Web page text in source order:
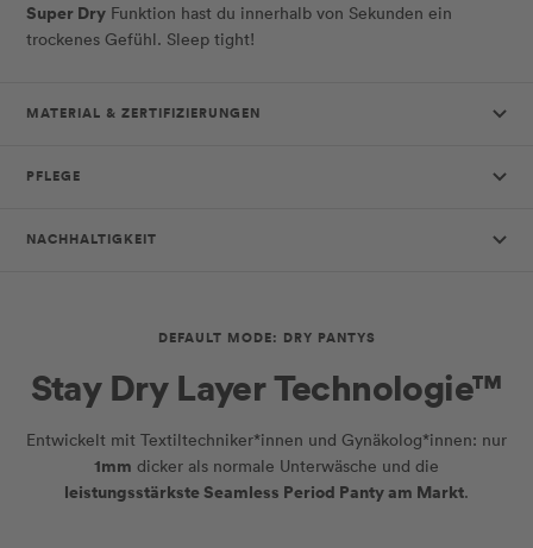
Super Dry Funktion hast du innerhalb von Sekunden ein
trockenes Gefühl. Sleep tight!
MATERIAL & ZERTIFIZIERUNGEN
PFLEGE
NACHHALTIGKEIT
DEFAULT MODE: DRY PANTYS
Stay Dry Layer Technologie™
Entwickelt mit Textiltechniker*innen und Gynäkolog*innen: nur
1mm dicker als normale Unterwäsche und die
leistungsstärkste Seamless Period Panty am Markt.